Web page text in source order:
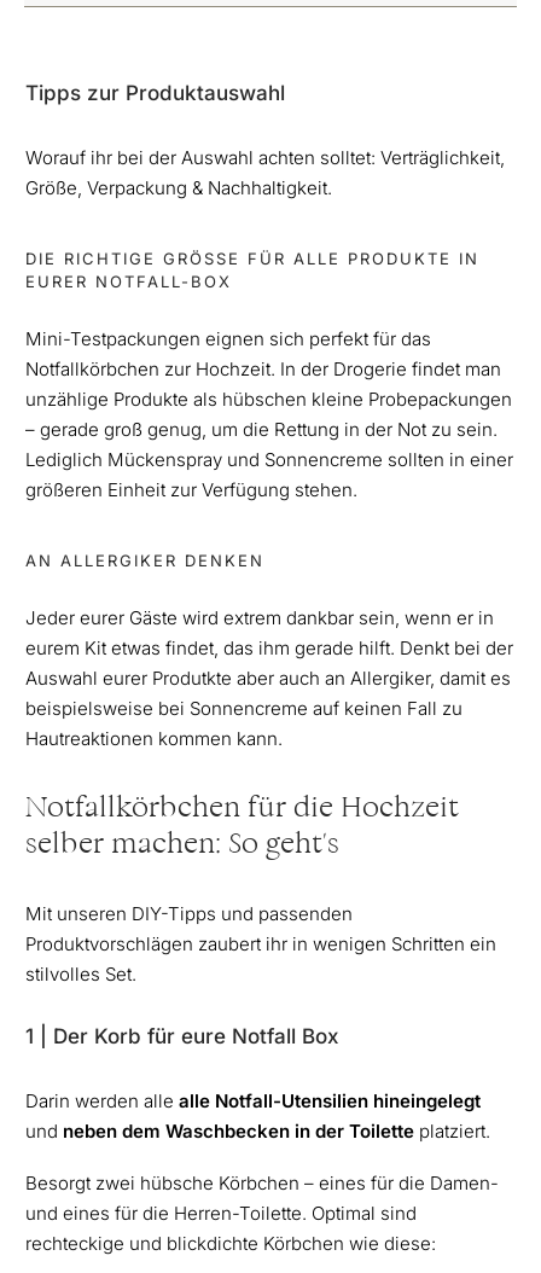
Tipps zur Produktauswahl
Worauf ihr bei der Auswahl achten solltet: Verträglichkeit,
Größe, Verpackung & Nachhaltigkeit.
DIE RICHTIGE GRÖSSE FÜR ALLE PRODUKTE IN E
URER NOTFALL-BOX
Mini-Testpackungen eignen sich perfekt für das
Notfallkörbchen zur Hochzeit. In der Drogerie findet man
unzählige Produkte als hübschen kleine Probepackungen
– gerade groß genug, um die Rettung in der Not zu sein.
Lediglich Mückenspray und Sonnencreme sollten in einer
größeren Einheit zur Verfügung stehen.
AN ALLERGIKER DENKEN
Jeder eurer Gäste wird extrem dankbar sein, wenn er in
eurem Kit etwas findet, das ihm gerade hilft. Denkt bei der
Auswahl eurer Produtkte aber auch an Allergiker, damit es
beispielsweise bei Sonnencreme auf keinen Fall zu
Hautreaktionen kommen kann.
Notfallkörbchen für die Hochzeit
selber machen: So geht's
Mit unseren DIY-Tipps und passenden
Produktvorschlägen zaubert ihr in wenigen Schritten ein
stilvolles Set.
1 | Der Korb für eure Notfall Box
Darin werden alle alle Notfall-Utensilien hineingelegt
und neben dem Waschbecken in der Toilette platziert.
Besorgt zwei hübsche Körbchen – eines für die Damen-
und eines für die Herren-Toilette. Optimal sind
rechteckige und blickdichte Körbchen wie diese: